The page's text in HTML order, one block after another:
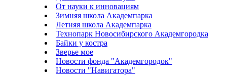
От науки к инновациям
Зимняя школа Академпарка
Летняя школа Академпарка
Технопарк Новосибирского Академгородка
Байки у костра
Зверье мое
Новости фонда "Академгородок"
Новости "Навигатора"